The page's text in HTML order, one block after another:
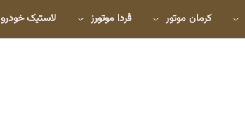
کرمان موتور فردا موتورز لاستیک خودرو